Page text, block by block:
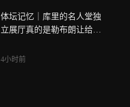
体坛记忆｜库里的名人堂独
立展厅真的是勒布朗让给库
4小时前